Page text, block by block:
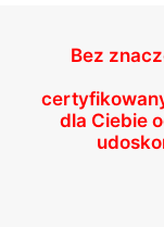
Bez
dla Ciebie